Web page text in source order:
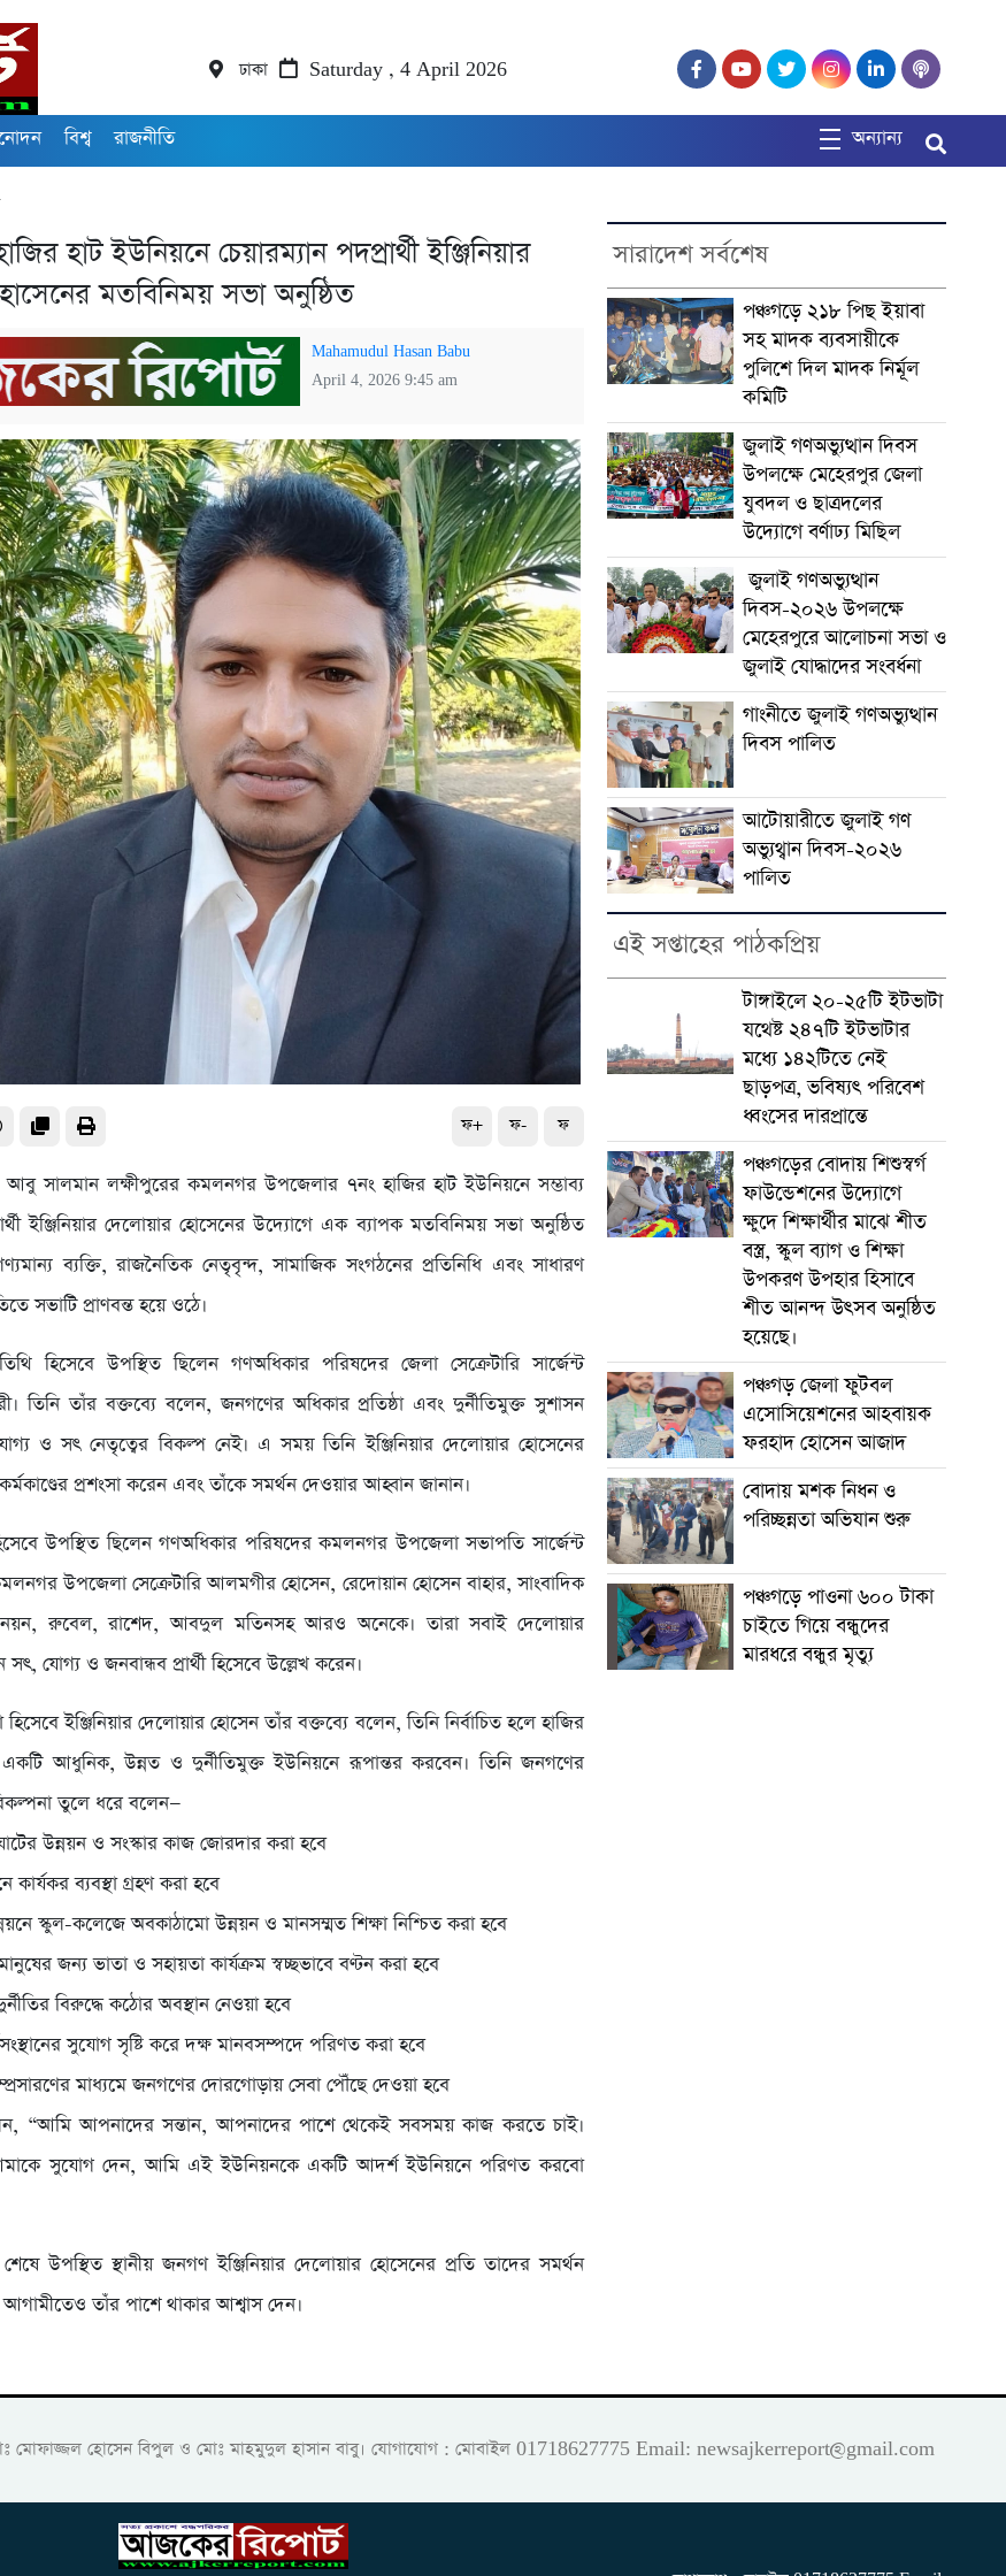
ঢাকা Saturday , 4 April 2026
বিশ্ব রাজনীতি অন্যান্য
হাট ইউনিয়নে চেয়ারম্যান পদপ্রার্থী ইঞ্জিনিয়ার
মতবিনিময় সভা অনুষ্ঠিত
Mahamudul Hasan Babu
April 4, 2026 9:45 am
ফ+ ফ- ফ
: আবু সালমান লক্ষীপুরের কমলনগর উপজেলার ৭নং হাজির হাট ইউনিয়নে সম্ভাব্য
ইঞ্জিনিয়ার দেলোয়ার হোসেনের উদ্যোগে এক ব্যাপক মতবিনিময় সভা অনুষ্ঠিত
ব্যক্তি, রাজনৈতিক নেতৃবৃন্দ, সামাজিক সংগঠনের প্রতিনিধি এবং সাধারণ
সভাটি প্রাণবন্ত হয়ে ওঠে।
হিসেবে উপস্থিত ছিলেন গণঅধিকার পরিষদের জেলা সেক্রেটারি সার্জেন্ট
তিনি তাঁর বক্তব্যে বলেন, জনগণের অধিকার প্রতিষ্ঠা এবং দুর্নীতিমুক্ত সুশাসন
ও সৎ নেতৃত্বের বিকল্প নেই। এ সময় তিনি ইঞ্জিনিয়ার দেলোয়ার হোসেনের
প্রশংসা করেন এবং তাঁকে সমর্থন দেওয়ার আহ্বান জানান।
উপস্থিত ছিলেন গণঅধিকার পরিষদের কমলনগর উপজেলা সভাপতি সার্জেন্ট
উপজেলা সেক্রেটারি আলমগীর হোসেন, রেদোয়ান হোসেন বাহার, সাংবাদিক
নয়ন, রুবেল, রাশেদ, আবদুল মতিনসহ আরও অনেকে। তারা সবাই দেলোয়ার
যোগ্য ও জনবান্ধব প্রার্থী হিসেবে উল্লেখ করেন।
হিসেবে ইঞ্জিনিয়ার দেলোয়ার হোসেন তাঁর বক্তব্যে বলেন, তিনি নির্বাচিত হলে হাজির
আধুনিক, উন্নত ও দুর্নীতিমুক্ত ইউনিয়নে রূপান্তর করবেন। তিনি জনগণের
তুলে ধরে বলেন—
উন্নয়ন ও সংস্কার কাজ জোরদার করা হবে
কার্যকর ব্যবস্থা গ্রহণ করা হবে
স্কুল-কলেজে অবকাঠামো উন্নয়ন ও মানসম্মত শিক্ষা নিশ্চিত করা হবে
জন্য ভাতা ও সহায়তা কার্যক্রম স্বচ্ছভাবে বণ্টন করা হবে
বিরুদ্ধে কঠোর অবস্থান নেওয়া হবে
সুযোগ সৃষ্টি করে দক্ষ মানবসম্পদে পরিণত করা হবে
মাধ্যমে জনগণের দোরগোড়ায় সেবা পৌঁছে দেওয়া হবে
“আমি আপনাদের সন্তান, আপনাদের পাশে থেকেই সবসময় কাজ করতে চাই।
সুযোগ দেন, আমি এই ইউনিয়নকে একটি আদর্শ ইউনিয়নে পরিণত করবো
উপস্থিত স্থানীয় জনগণ ইঞ্জিনিয়ার দেলোয়ার হোসেনের প্রতি তাদের সমর্থন
তাঁর পাশে থাকার আশ্বাস দেন।
সারাদেশ সর্বশেষ
পঞ্চগড়ে ২১৮ পিছ ইয়াবা
সহ মাদক ব্যবসায়ীকে
পুলিশে দিল মাদক নির্মূল
কমিটি
জুলাই গণঅভ্যুত্থান দিবস
উপলক্ষে মেহেরপুর জেলা
যুবদল ও ছাত্রদলের
উদ্যোগে বর্ণাঢ্য মিছিল
জুলাই গণঅভ্যুত্থান
দিবস-২০২৬ উপলক্ষে
মেহেরপুরে আলোচনা সভা ও
জুলাই যোদ্ধাদের সংবর্ধনা
গাংনীতে জুলাই গণঅভ্যুত্থান
দিবস পালিত
আটোয়ারীতে জুলাই গণ
অভ্যুথ্বান দিবস-২০২৬
পালিত
এই সপ্তাহের পাঠকপ্রিয়
টাঙ্গাইলে ২০-২৫টি ইটভাটা
যথেষ্ট ২৪৭টি ইটভাটার
মধ্যে ১৪২টিতে নেই
ছাড়পত্র, ভবিষ্যৎ পরিবেশ
ধ্বংসের দারপ্রান্তে
পঞ্চগড়ের বোদায় শিশুস্বর্গ
ফাউন্ডেশনের উদ্যোগে
ক্ষুদে শিক্ষার্থীর মাঝে শীত
বস্ত্র, স্কুল ব্যাগ ও শিক্ষা
উপকরণ উপহার হিসাবে
শীত আনন্দ উৎসব অনুষ্ঠিত
হয়েছে।
পঞ্চগড় জেলা ফুটবল
এসোসিয়েশনের আহবায়ক
ফরহাদ হোসেন আজাদ
বোদায় মশক নিধন ও
পরিচ্ছন্নতা অভিযান শুরু
পঞ্চগড়ে পাওনা ৬০০ টাকা
চাইতে গিয়ে বন্ধুদের
মারধরে বন্ধুর মৃত্যু
মোফাজ্জল হোসেন বিপুল ও মোঃ মাহমুদুল হাসান বাবু। যোগাযোগ : মোবাইল 01718627775 Email: newsajkerreport@gmail.com